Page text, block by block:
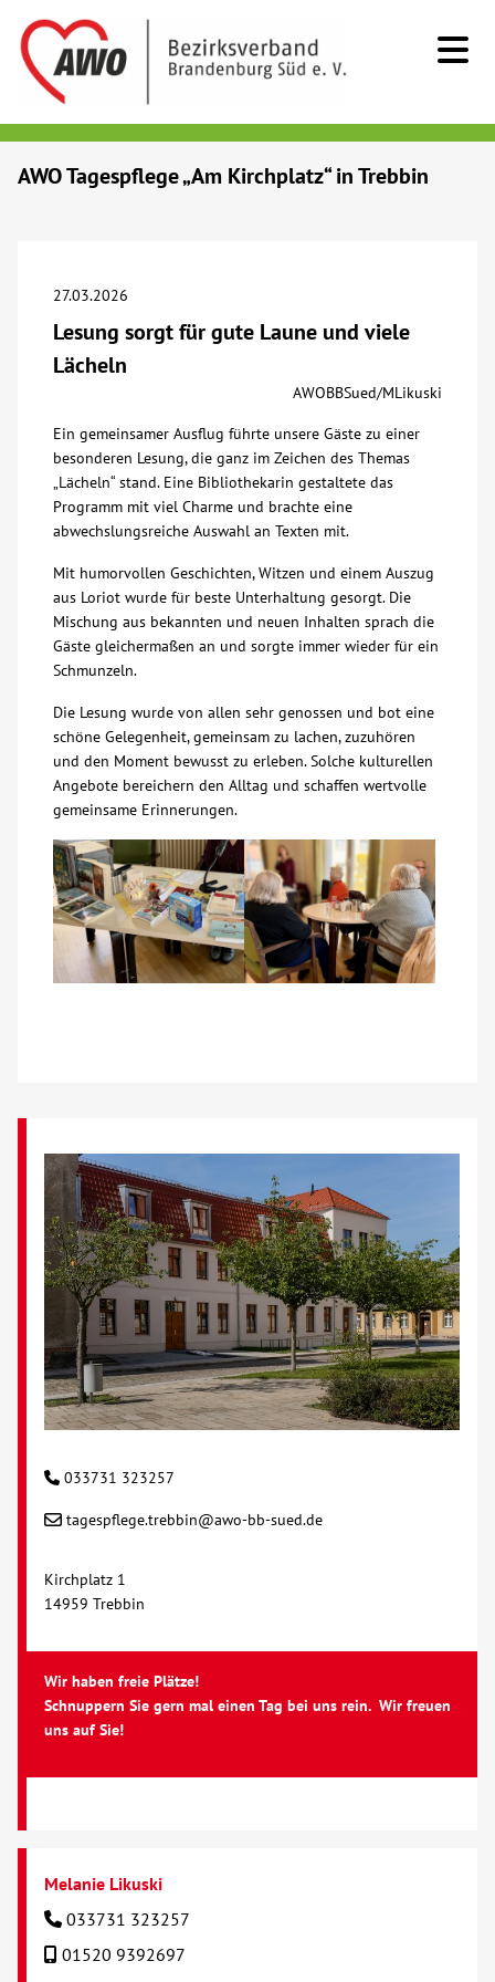
Beratung & Hilfe
Bildung
Über uns
Veranstaltungen
Spenden
Mitmachen
Karriere
Ausbildung
Glossar
Suche
AWO Tagespflege „Am Kirchplatz“ in Trebbin
27.03.2026
Lesung sorgt für gute Laune und viele
Lächeln
AWOBBSued/MLikuski
Ein gemeinsamer Ausflug führte unsere Gäste zu einer
besonderen Lesung, die ganz im Zeichen des Themas
„Lächeln“ stand. Eine Bibliothekarin gestaltete das
Programm mit viel Charme und brachte eine
abwechslungsreiche Auswahl an Texten mit.
Mit humorvollen Geschichten, Witzen und einem Auszug
aus Loriot wurde für beste Unterhaltung gesorgt. Die
Mischung aus bekannten und neuen Inhalten sprach die
Gäste gleichermaßen an und sorgte immer wieder für ein
Schmunzeln.
Die Lesung wurde von allen sehr genossen und bot eine
schöne Gelegenheit, gemeinsam zu lachen, zuzuhören
und den Moment bewusst zu erleben. Solche kulturellen
Angebote bereichern den Alltag und schaffen wertvolle
gemeinsame Erinnerungen.
033731 323257
tagespflege.trebbin@awo-bb-sued.de
Kirchplatz 1
14959 Trebbin
Wir haben freie Plätze!
Schnuppern Sie gern mal einen Tag bei uns rein. Wir freuen
uns auf Sie!
Melanie Likuski
033731 323257
01520 9392697